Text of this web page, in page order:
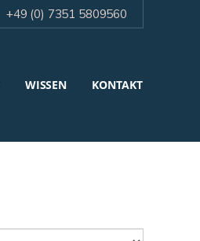
+49 (0) 7351 5809560
WISSEN KONTAKT